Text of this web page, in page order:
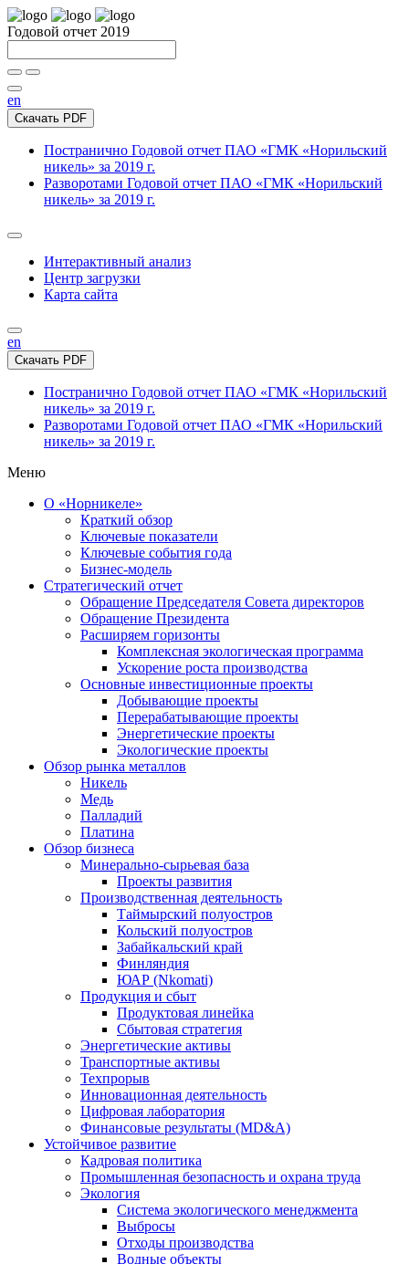
Годовой отчет 2019
en
Скачать PDF
Постранично Годовой отчет ПАО «ГМК «Норильский
никель» за 2019 г.
Разворотами Годовой отчет ПАО «ГМК «Норильский
никель» за 2019 г.
Интерактивный анализ
Центр загрузки
Карта сайта
en
Скачать PDF
Постранично Годовой отчет ПАО «ГМК «Норильский
никель» за 2019 г.
Разворотами Годовой отчет ПАО «ГМК «Норильский
никель» за 2019 г.
Меню
О «Норникеле»
Краткий обзор
Ключевые показатели
Ключевые события года
Бизнес-модель
Стратегический отчет
Обращение Председателя Совета директоров
Обращение Президента
Расширяем горизонты
Комплексная экологическая программа
Ускорение роста производства
Основные инвестиционные проекты
Добывающие проекты
Перерабатывающие проекты
Энергетические проекты
Экологические проекты
Обзор рынка металлов
Никель
Медь
Палладий
Платина
Обзор бизнеса
Минерально-сырьевая база
Проекты развития
Производственная деятельность
Таймырский полуостров
Кольский полуостров
Забайкальский край
Финляндия
ЮАР (Nkomati)
Продукция и сбыт
Продуктовая линейка
Сбытовая стратегия
Энергетические активы
Транспортные активы
Техпрорыв
Инновационная деятельность
Цифровая лаборатория
Финансовые результаты (MD&A)
Устойчивое развитие
Кадровая политика
Промышленная безопасность и охрана труда
Экология
Система экологического менеджмента
Выбросы
Отходы производства
Водные объекты